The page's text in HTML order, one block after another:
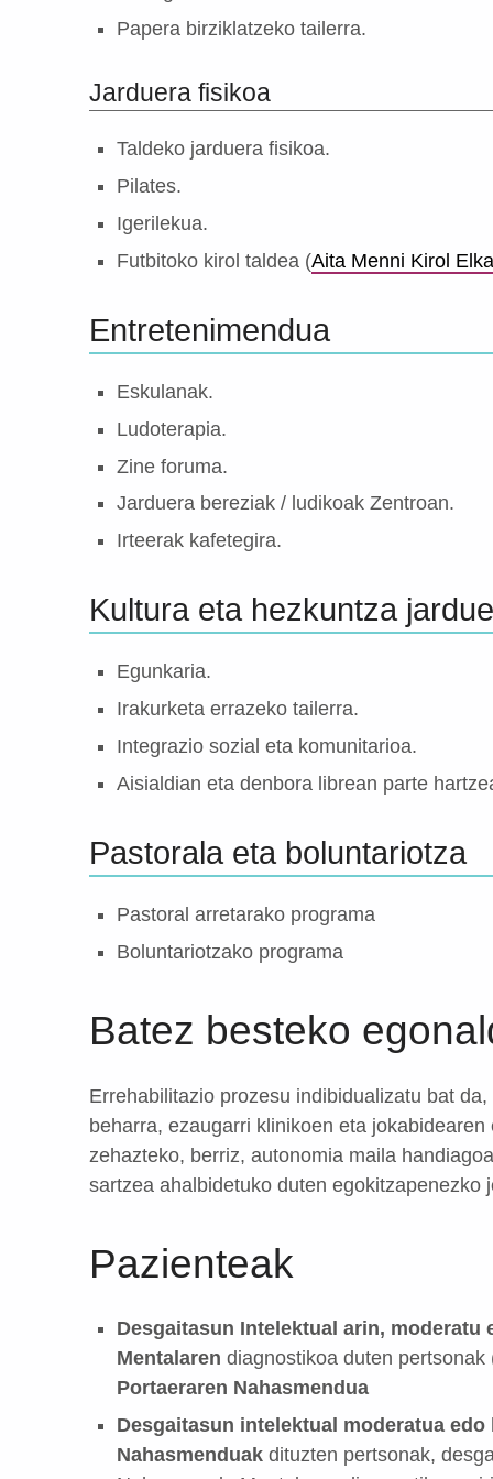
Papera birziklatzeko tailerra.
Jarduera fisikoa
Taldeko jarduera fisikoa.
Pilates.
Igerilekua.
Futbitoko kirol taldea (Aita Menni Kirol
Entretenimendua
Eskulanak.
Ludoterapia.
Zine foruma.
Jarduera bereziak / ludikoak Zentroan.
Irteerak kafetegira.
Kultura eta hezkuntza
Egunkaria.
Irakurketa errazeko tailerra.
Integrazio sozial eta komunitarioa.
Aisialdian eta denbora librean parte
Pastorala eta boluntariotza
Pastoral arretarako programa
Boluntariotzako programa
Batez besteko
Errehabilitazio prozesu indibidualizatu bat
beharra, ezaugarri klinikoen eta
zehazteko, berriz, autonomia maila
sartzea ahalbidetuko duten
Pazienteak
Desgaitasun Intelektual arin, moderatu
Mentalaren diagnostikoa duten
Portaeraren Nahasmendua
Desgaitasun intelektual moderatua
Nahasmenduakdituzten pertsonak,